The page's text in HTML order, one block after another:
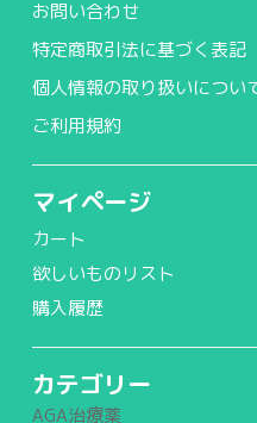
お問い合わせ
特定商取引法に基づく表記
個人情報の取り扱いについ
ご利用規約
マイページ
カート
欲しいものリスト
購入履歴
カテゴリー
AGA治療薬